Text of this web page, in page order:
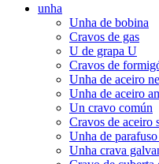
unha
Unha de bobina
Cravos de gas
U de grapa U
Cravos de
Unha de aceiro
Unha de aceiro
Un cravo común
Cravos de aceiro
Unha de
Unha crava